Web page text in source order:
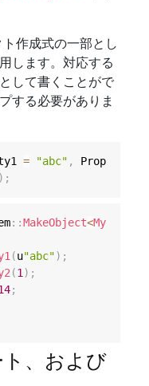
作成式の一部とし
します。対応する
して書くことがで
する必要がありま
= "abc" ,
Prop
) ;
::MakeObject<My
(u"abc") ;
(1 ) ;
;
、および